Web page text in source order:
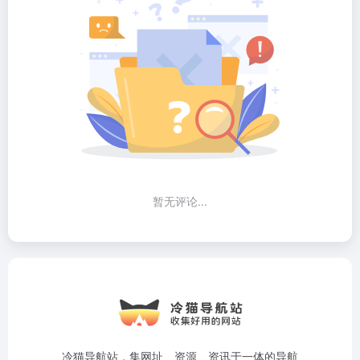
暂无评论...
冷猫导航站，集网址、资源、资讯于一体的导航